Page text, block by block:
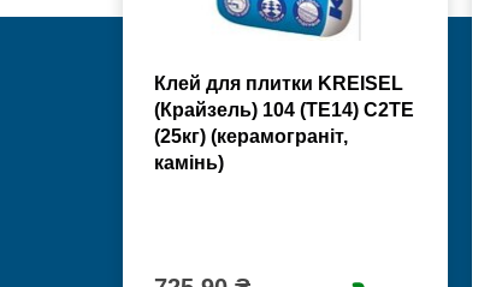
Клей для плитки KREISEL
(Крайзель) 104 (ТЕ14) С2TE
(25кг) (керамограніт,
камінь)